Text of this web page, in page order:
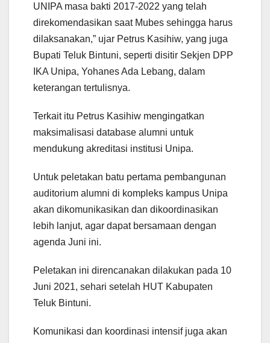
UNIPA masa bakti 2017-2022 yang telah
direkomendasikan saat Mubes sehingga harus
dilaksanakan,” ujar Petrus Kasihiw, yang juga
Bupati Teluk Bintuni, seperti disitir Sekjen DPP
IKA Unipa, Yohanes Ada Lebang, dalam
keterangan tertulisnya.
Terkait itu Petrus Kasihiw mengingatkan
maksimalisasi database alumni untuk
mendukung akreditasi institusi Unipa.
Untuk peletakan batu pertama pembangunan
auditorium alumni di kompleks kampus Unipa
akan dikomunikasikan dan dikoordinasikan
lebih lanjut, agar dapat bersamaan dengan
agenda Juni ini.
Peletakan ini direncanakan dilakukan pada 10
Juni 2021, sehari setelah HUT Kabupaten
Teluk Bintuni.
Komunikasi dan koordinasi intensif juga akan